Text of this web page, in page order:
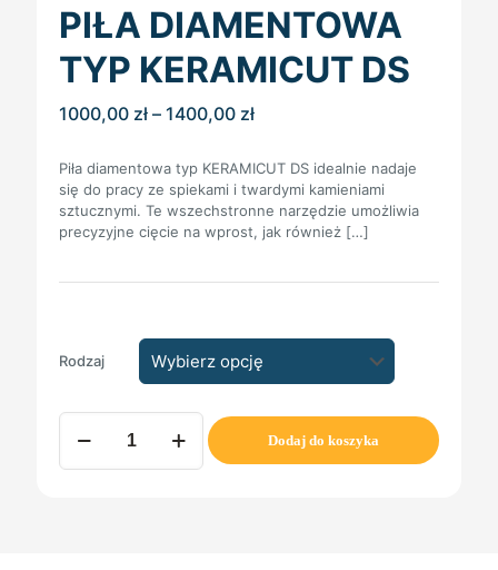
PIŁA DIAMENTOWA
TYP KERAMICUT DS
1000,00 zł – 1400,00 złZakres
1000,00 zł
do
1400,00 zł
Piła diamentowa typ KERAMICUT DS idealnie nadaje
się do pracy ze spiekami i twardymi kamieniami
sztucznymi. Te wszechstronne narzędzie umożliwia
precyzyjne cięcie na wprost, jak również […]
Rodzaj
ilość
PIŁA
DIAMENTOWA
Dodaj do koszyka